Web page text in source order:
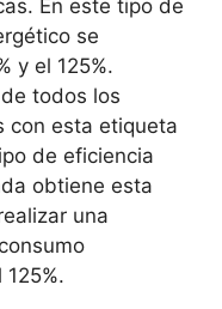
En este tipo de
se
y el 125%.
todos los
con esta etiqueta
de eficiencia
obtiene esta
una